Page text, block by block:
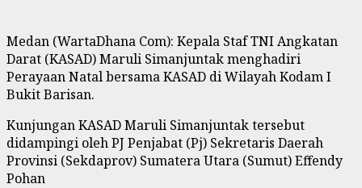
Medan (WartaDhana Com): Kepala Staf TNI Angkatan
Darat (KASAD) Maruli Simanjuntak menghadiri
Perayaan Natal bersama KASAD di Wilayah Kodam I
Bukit Barisan.
Kunjungan KASAD Maruli Simanjuntak tersebut
didampingi oleh PJ Penjabat (Pj) Sekretaris Daerah
Provinsi (Sekdaprov) Sumatera Utara (Sumut) Effendy
Pohan